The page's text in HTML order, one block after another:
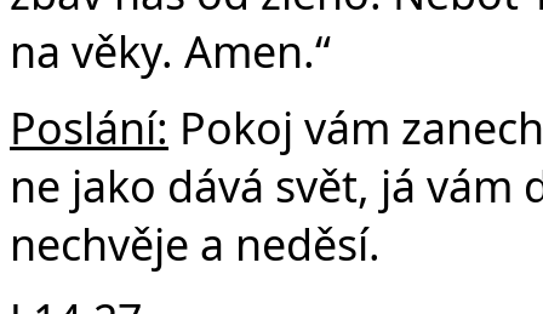
na věky. Amen.“
Poslání: Pokoj vám
ne jako dává svět, já vám
nechvěje a neděsí.